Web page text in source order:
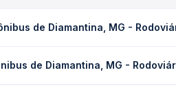
de Diamantina, MG -
tráfego. Na Quero Passagem
de Diamantina, MG -